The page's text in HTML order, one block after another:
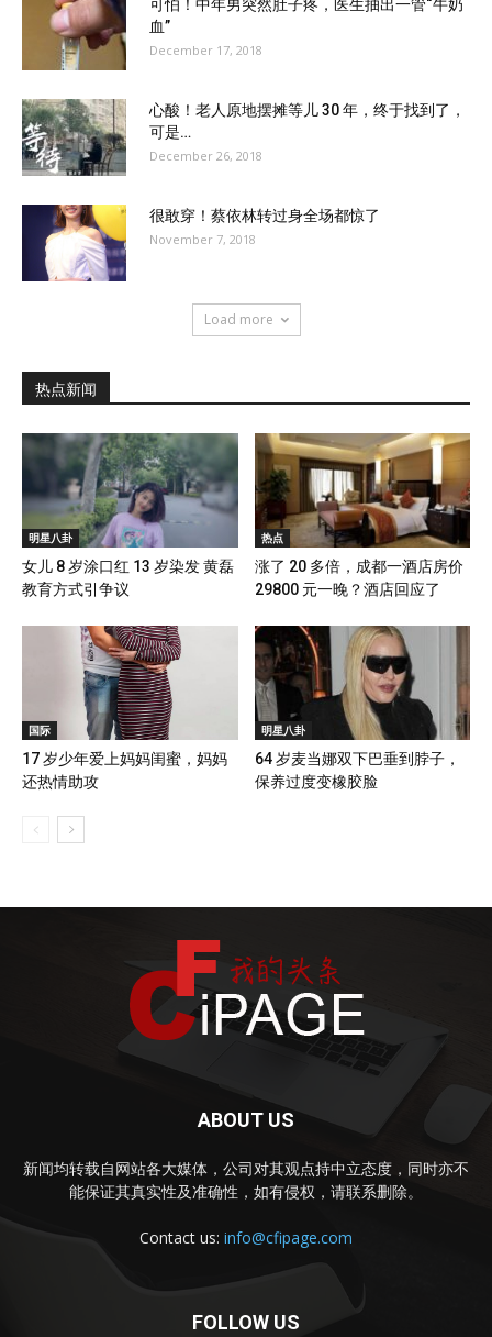
可怕！中年男突然肚子疼，医生抽出一管“牛奶
血”
December 17, 2018
心酸！老人原地摆摊等儿 30 年，终于找到了，
可是…
December 26, 2018
很敢穿！蔡依林转过身全场都惊了
November 7, 2018
Load more
热点新闻
明星八卦
女儿 8 岁涂口红 13 岁染发 黄磊
教育方式引争议
热点
涨了 20 多倍，成都一酒店房价
29800 元一晚？酒店回应了
国际
17 岁少年爱上妈妈闺蜜，妈妈
还热情助攻
明星八卦
64 岁麦当娜双下巴垂到脖子，
保养过度变橡胶脸
ABOUT US
新闻均转载自网站各大媒体，公司对其观点持中立态度，同时亦不
能保证其真实性及准确性，如有侵权，请联系删除。
Contact us: info@cfipage.com
FOLLOW US